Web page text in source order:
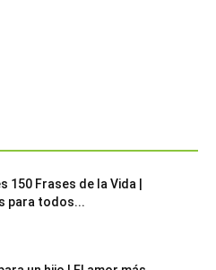
150 Frases de la Vida |
para todos...